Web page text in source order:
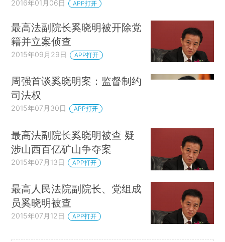
2016年01月06日 APP打开
最高法副院长奚晓明被开除党
籍并立案侦查
2015年09月29日 APP打开
周强首谈奚晓明案：监督制约
司法权
2015年07月30日 APP打开
最高法副院长奚晓明被查 疑
涉山西百亿矿山争夺案
2015年07月13日 APP打开
最高人民法院副院长、党组成
员奚晓明被查
2015年07月12日 APP打开